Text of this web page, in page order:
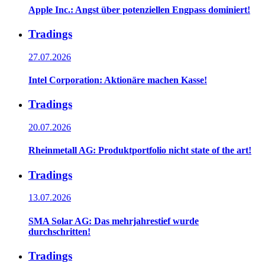
Apple Inc.: Angst über potenziellen Engpass dominiert!
Tradings
27.07.2026
Intel Corporation: Aktionäre machen Kasse!
Tradings
20.07.2026
Rheinmetall AG: Produktportfolio nicht state of the art!
Tradings
13.07.2026
SMA Solar AG: Das mehrjahrestief wurde
durchschritten!
Tradings